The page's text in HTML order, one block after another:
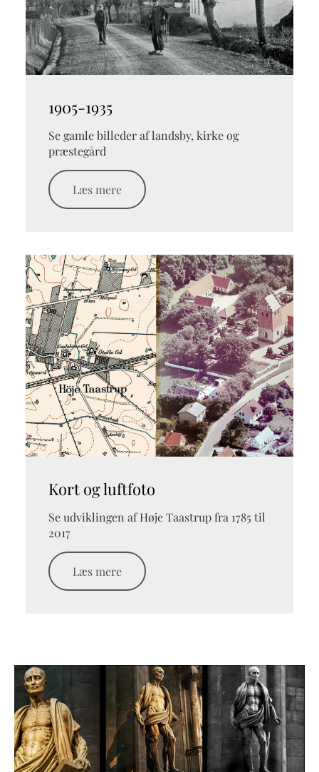
1905-1935
Se gamle billeder af landsby, kirke og
præstegård
Læs mere
Kort og luftfoto
Se udviklingen af Høje Taastrup fra 1785 til
2017
Læs mere